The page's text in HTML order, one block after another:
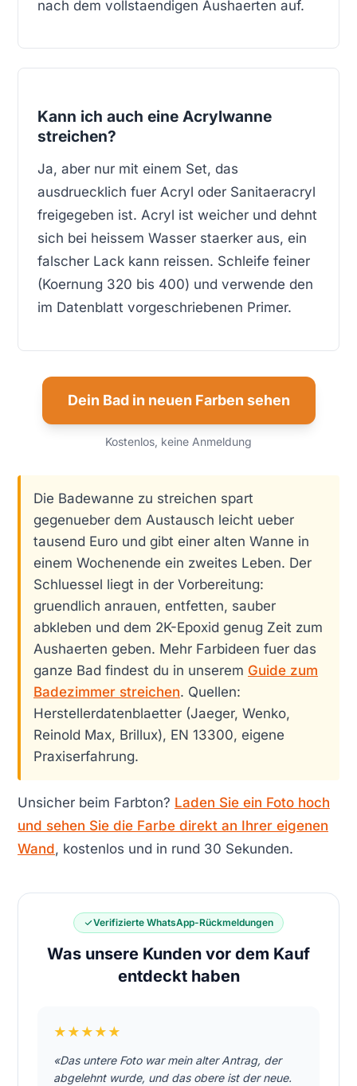
nach dem vollstaendigen Aushaerten auf.
Kann ich auch eine Acrylwanne
streichen?
Ja, aber nur mit einem Set, das
ausdruecklich fuer Acryl oder Sanitaeracryl
freigegeben ist. Acryl ist weicher und dehnt
sich bei heissem Wasser staerker aus, ein
falscher Lack kann reissen. Schleife feiner
(Koernung 320 bis 400) und verwende den
im Datenblatt vorgeschriebenen Primer.
Dein Bad in neuen Farben sehen
Kostenlos, keine Anmeldung
Die Badewanne zu streichen spart
gegenueber dem Austausch leicht ueber
tausend Euro und gibt einer alten Wanne in
einem Wochenende ein zweites Leben. Der
Schluessel liegt in der Vorbereitung:
gruendlich anrauen, entfetten, sauber
abkleben und dem 2K-Epoxid genug Zeit zum
Aushaerten geben. Mehr Farbideen fuer das
ganze Bad findest du in unserem Guide zum
Badezimmer streichen. Quellen:
Herstellerdatenblaetter (Jaeger, Wenko,
Reinold Max, Brillux), EN 13300, eigene
Praxiserfahrung.
Unsicher beim Farbton? Laden Sie ein Foto hoch
und sehen Sie die Farbe direkt an Ihrer eigenen
Wand, kostenlos und in rund 30 Sekunden.
Verifizierte WhatsApp-Rückmeldungen
Was unsere Kunden vor dem Kauf
entdeckt haben
★★★★★
«Das untere Foto war mein alter Antrag, der
abgelehnt wurde, und das obere ist der neue.